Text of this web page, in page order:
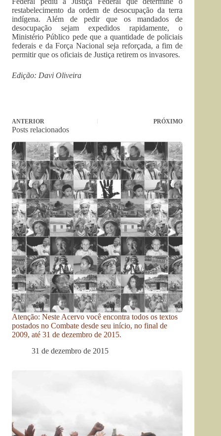
restabelecimento da ordem de desocupação da terra
indígena. Além de pedir que os mandados de
desocupação sejam expedidos rapidamente, o
Ministério Público pede que a quantidade de policiais
federais e da Força Nacional seja reforçada, a fim de
permitir que os oficiais de Justiça retirem os invasores.
Edição: Davi Oliveira
ANTERIOR PRÓXIMO
Posts relacionados
Atenção: Neste Acervo você encontra todos os textos
postados no Combate desde seu início, no final de
2009, até 31 de dezembro de 2015.
31 de dezembro de 2015